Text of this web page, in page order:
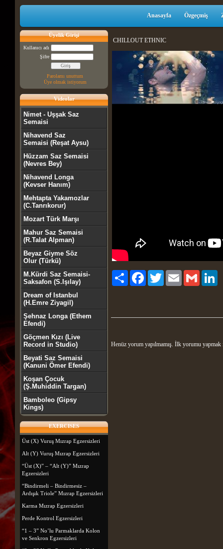
Anasayfa Özgeçmiş
Üyelik Girişi
Kullanıcı adı
Şifre
Parolamı unuttum
Üye olmak istiyorum
Videolar
Nimet - Uşşak Saz
Semaisi
Nihavend Saz
Semaisi (Reşat Aysu)
Hüzzam Saz Semaisi
(Nevres Bey)
Nihavend Longa
(Kevser Hanım)
Mehtapta Yakamozlar
(C.Tanrıkorur)
Mozart Türk Marşı
Mahur Saz Semaisi
(R.Talat Alpman)
Beyaz Giyme Söz
Olur (Türkü)
M.Kürdi Saz Semaisi-
Saksafon (S.Işılay)
Dream of Istanbul
(H.Emre Ziyagil)
Şehnaz Longa (Ethem
Efendi)
Göçmen Kızı (Live
Record in Studio)
Beyati Saz Semaisi
(Kanuni Ömer Efendi)
Koşan Çocuk
(Ş.Muhiddin Targan)
Bamboleo (Gipsy
Kings)
EXERCISES
Üst (X) Vuruş Mızrap Egzersizleri
Alt (Y) Vuruş Mızrap Egzersizleri
“Üst (X)” – “Alt (Y)” Mızrap
Egzersizleri
“Bindirmeli – Bindirmesiz –
Ardışık Triole” Mızrap Egzersizleri
Karma Mızrap Egzersizleri
Perde Kontrol Egzersizleri
“1 – 3” No’lu Parmaklarda Kolon
ve Senkron Egzersizleri
CHILLOUT ETHNIC
Paylaş FacebookTwitter Email Gmail
Henüz yorum yapılmamış. İlk yorumu